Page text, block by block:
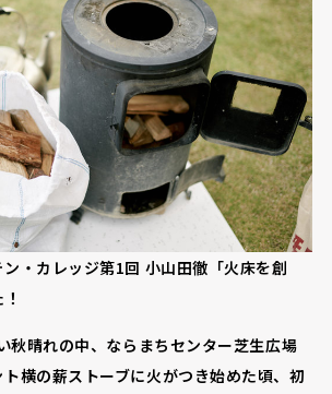
・カレッジ第1回 小山田徹「火床を創
秋晴れの中、ならまちセンター芝生広場
横の薪ストーブに火がつき始めた頃、初